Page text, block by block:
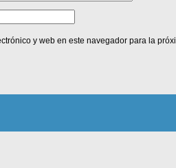
y web en este navegador para la